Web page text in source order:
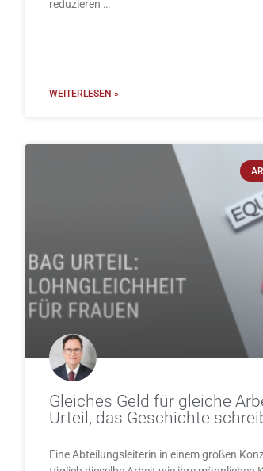
reduzieren …
WEITERLESEN »
Gleiches Geld für gleiche
Urteil, das Geschichte
Eine Abteilungsleiterin in einem großen